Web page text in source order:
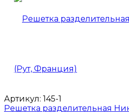
Артикул: 145-1
Решетка разделительная